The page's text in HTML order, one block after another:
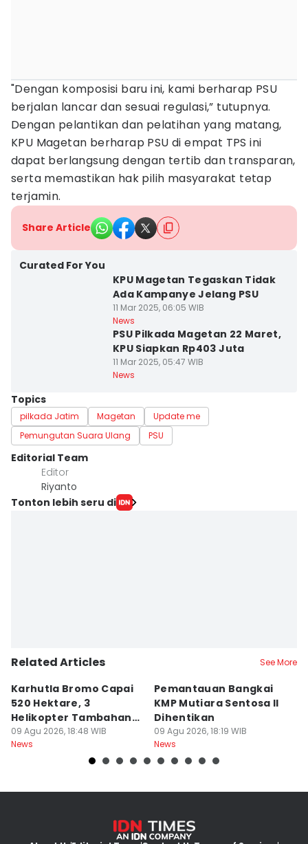
"Dengan komposisi baru ini, kami berharap PSU
berjalan lancar dan sesuai regulasi,” tutupnya.
Dengan pelantikan dan pelatihan yang matang,
KPU Magetan berharap PSU di empat TPS ini
dapat berlangsung dengan tertib dan transparan,
serta memastikan hak pilih masyarakat tetap
terjamin.
Share Article
Curated For You
KPU Magetan Tegaskan Tidak
Ada Kampanye Jelang PSU
11 Mar 2025, 06:05 WIB
News
PSU Pilkada Magetan 22 Maret,
KPU Siapkan Rp403 Juta
11 Mar 2025, 05:47 WIB
News
Topics
pilkada Jatim Magetan
Update me
Pemungutan Suara Ulang
PSU
Editorial Team
Editor
Riyanto
Tonton lebih seru di
Related Articles See More
Karhutla Bromo Capai
520 Hektare, 3
Helikopter Tambahan
Diterjunkan
09 Agu 2026, 18:48 WIB
News
Pemantauan Bangkai
KMP Mutiara Sentosa II
Dihentikan
09 Agu 2026, 18:19 WIB
News